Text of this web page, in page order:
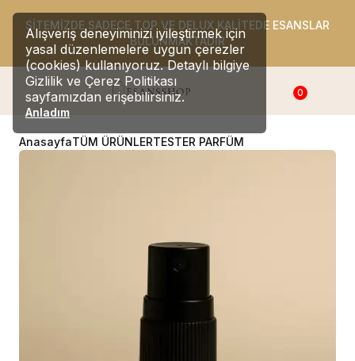
Alışveriş deneyiminizi iyileştirmek için
yasal düzenlemelere uygun çerezler
(cookies) kullanıyoruz. Detaylı bilgiye
Gizlilik ve Çerez Politikası
sayfamızdan erişebilirsiniz.
Anladım
SİTEMİZDE SADECE TOP VE DELUX KALİTEDE ESANSLAR
BULUNMAKTADIR
0
AnasayfaTÜM ÜRÜNLERTESTER PARFÜM